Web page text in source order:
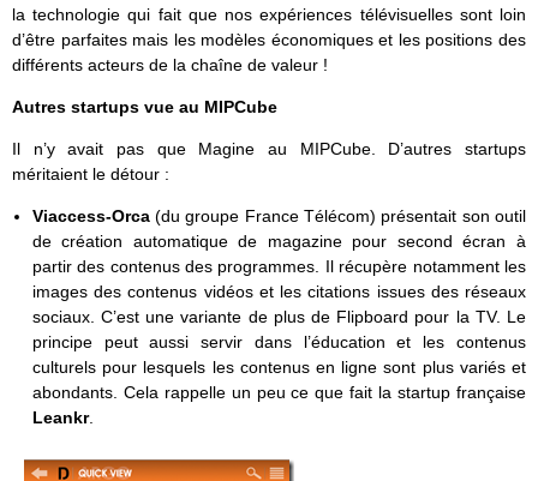
la technologie qui fait que nos expériences télévisuelles sont loin
d’être parfaites mais les modèles économiques et les positions des
différents acteurs de la chaîne de valeur !
Autres startups vue au MIPCube
Il n’y avait pas que Magine au MIPCube. D’autres startups
méritaient le détour :
Viaccess-Orca(du groupe France Télécom) présentait son outil
de création automatique de magazine pour second écran à
partir des contenus des programmes. Il récupère notamment les
images des contenus vidéos et les citations issues des réseaux
sociaux. C’est une variante de plus de Flipboard pour la TV. Le
principe peut aussi servir dans l’éducation et les contenus
culturels pour lesquels les contenus en ligne sont plus variés et
abondants. Cela rappelle un peu ce que fait la startup française
Leankr.